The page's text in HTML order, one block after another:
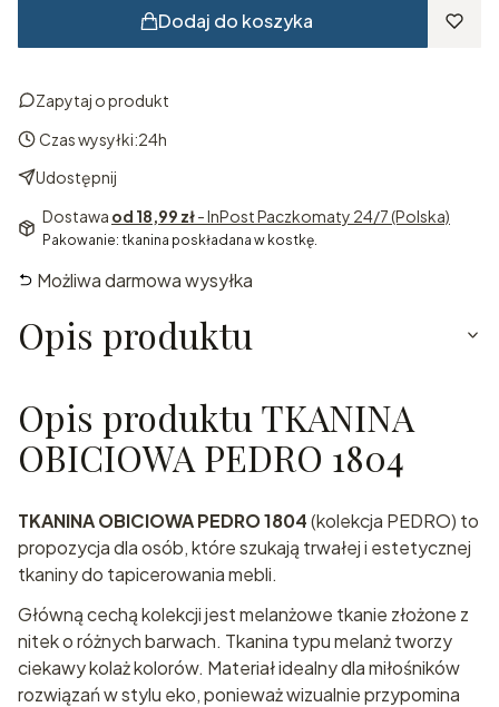
Dodaj do koszyka
Zapytaj o produkt
Czas wysyłki:24h
Udostępnij
Dostawa od 18,99 zł- InPost Paczkomaty 24/7 (Polska)
Pakowanie: tkanina poskładana w kostkę.
Możliwa darmowa wysyłka
Opis produktu
Opis produktu TKANINA
OBICIOWA PEDRO 1804
TKANINA OBICIOWA PEDRO 1804(kolekcja PEDRO) to
propozycja dla osób, które szukają trwałej i estetycznej
tkaniny do tapicerowania mebli.
Główną cechą kolekcji jest melanżowe tkanie złożone z
nitek o różnych barwach. Tkanina typu melanż tworzy
ciekawy kolaż kolorów. Materiał idealny dla miłośników
rozwiązań w stylu eko, ponieważ wizualnie przypomina